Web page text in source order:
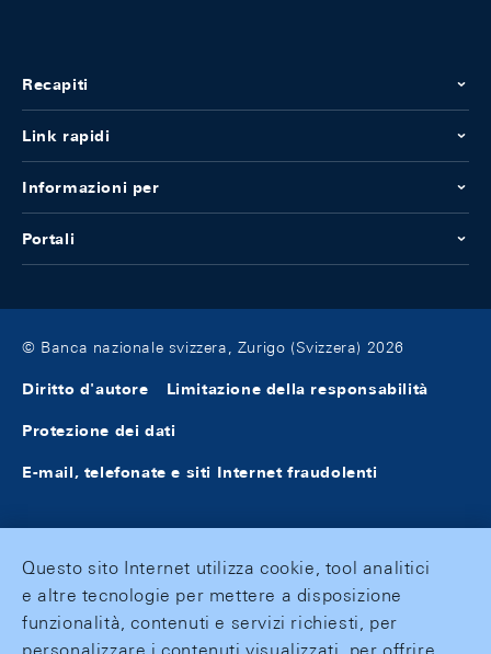
Recapiti
Link rapidi
Informazioni per
Portali
© Banca nazionale svizzera, Zurigo (Svizzera) 2026
Diritto d'autore Limitazione della responsabilità
Protezione dei dati
E-mail, telefonate e siti Internet fraudolenti
Questo sito Internet utilizza cookie, tool analitici
e altre tecnologie per mettere a disposizione
funzionalità, contenuti e servizi richiesti, per